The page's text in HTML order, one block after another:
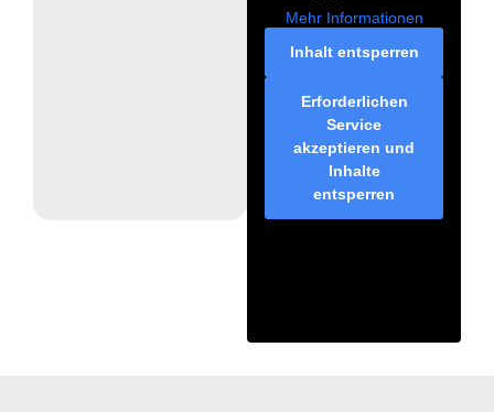
Mehr Informationen
Inhalt entsperren
Erforderlichen
Service
akzeptieren und
Inhalte
entsperren